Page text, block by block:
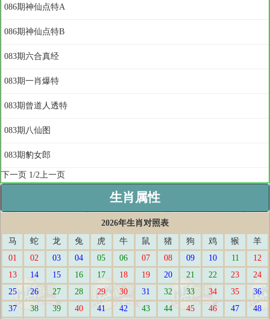
086期神仙点特A
086期神仙点特B
083期六合真经
083期一肖爆特
083期曾道人透特
083期八仙图
083期豹女郎
下一页 1/2上一页
生肖属性
2026年生肖对照表
马
蛇 龙 兔 虎 牛 鼠 猪 狗 鸡 猴
羊
01
02 03 04 05 06 07 08 09 10 11
12
13
14 15 16 17 18 19 20 21 22 23
24
25
26 27 28 29 30 31 32 33 34 35
36
37
38 39 40 41 42 43 44 45 46 47
48